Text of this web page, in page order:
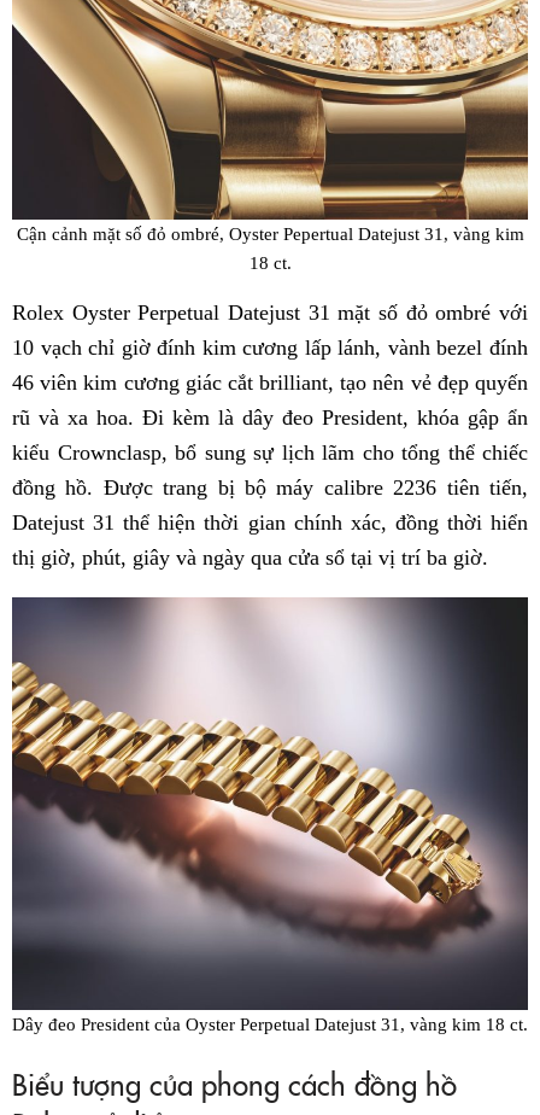
Cận cảnh mặt số đỏ ombré, Oyster Pepertual Datejust 31, vàng kim
18 ct.
Rolex Oyster Perpetual Datejust 31 mặt số đỏ ombré với
10 vạch chỉ giờ đính kim cương lấp lánh, vành bezel đính
46 viên kim cương giác cắt brilliant, tạo nên vẻ đẹp quyến
rũ và xa hoa. Đi kèm là dây đeo President, khóa gập ẩn
kiểu Crownclasp, bổ sung sự lịch lãm cho tổng thể chiếc
đồng hồ. Được trang bị bộ máy calibre 2236 tiên tiến,
Datejust 31 thể hiện thời gian chính xác, đồng thời hiển
thị giờ, phút, giây và ngày qua cửa sổ tại vị trí ba giờ.
Dây đeo President của Oyster Perpetual Datejust 31, vàng kim 18 ct.
Biểu tượng của phong cách đồng hồ